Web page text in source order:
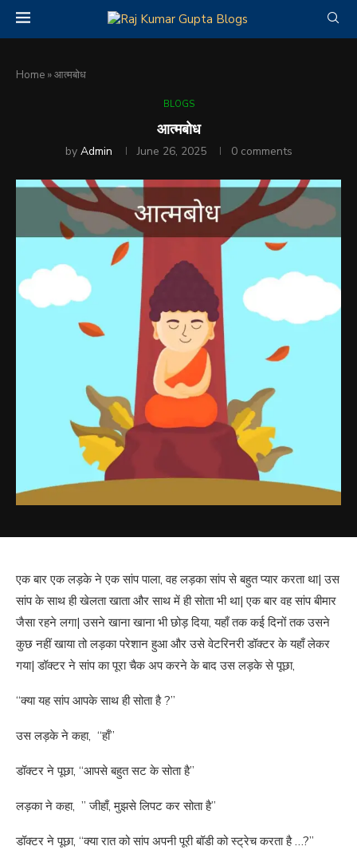
Home »आत्मबोध
BLOGS
आत्मबोध
by Admin June 26, 2025 0 comments
एक बार एक लड़के ने एक सांप पाला, वह लड़का सांप से बहुत प्यार करता था| उस
सांप के साथ ही खेलता खाता और साथ में ही सोता भी था| एक बार वह सांप बीमार
जैसा रहने लगा| उसने खाना खाना भी छोड़ दिया, यहाँ तक कई दिनों तक उसने
कुछ नहीं खाया तो लड़का परेशान हुआ और उसे वेटरिनरी डॉक्टर के यहाँ लेकर
गया| डॉक्टर ने सांप का पूरा चैक अप करने के बाद उस लड़के से पूछा,
“क्या यह सांप आपके साथ ही सोता है ?”
उस लड़के ने कहा, “हाँ”
डॉक्टर ने पूछा, “आपसे बहुत सट के सोता है”
लड़का ने कहा, ” जीहाँ, मुझसे लिपट कर सोता है”
डॉक्टर ने पूछा, “क्या रात को सांप अपनी पूरी बॉडी को स्ट्रेच करता है …?”